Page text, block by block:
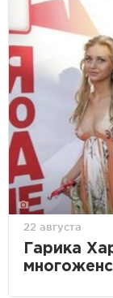
22 августа
Гарика